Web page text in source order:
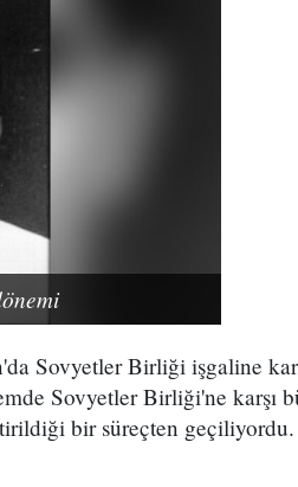
Sovyetler Birliği işgaline
Sovyetler Birliği'ne karşı
bir süreçten geçiliyordu.